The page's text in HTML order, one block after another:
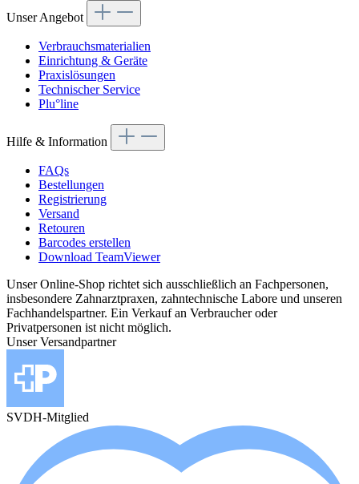
Unser Angebot
Verbrauchsmaterialien
Einrichtung & Geräte
Praxislösungen
Technischer Service
Plu°line
Hilfe & Information
FAQs
Bestellungen
Registrierung
Versand
Retouren
Barcodes erstellen
Download TeamViewer
Unser Online-Shop richtet sich ausschließlich an Fachpersonen,
insbesondere Zahnarztpraxen, zahntechnische Labore und unseren
Fachhandelspartner. Ein Verkauf an Verbraucher oder
Privatpersonen ist nicht möglich.
Unser Versandpartner
SVDH-Mitglied